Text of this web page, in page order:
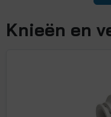
Knieën en